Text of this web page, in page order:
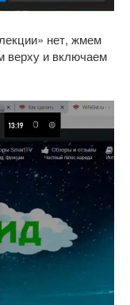
нет, жмем
верху и включаем